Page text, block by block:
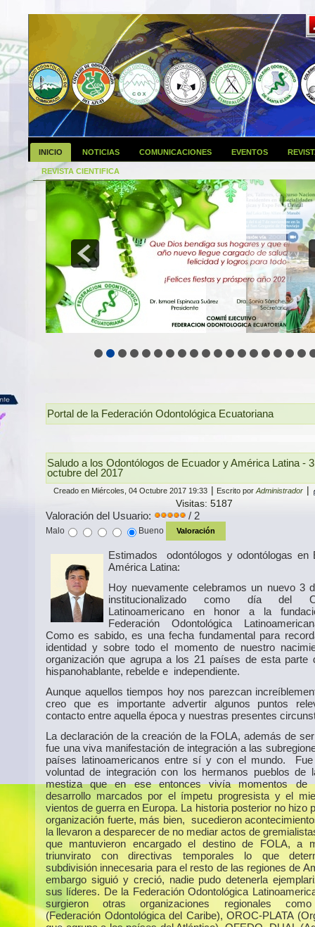
INICIO NOTICIAS COMUNICACIONES EVENTOS
REVISTA CIENTIFICA
Portal de la Federación Odontológica Ecuatoriana
Saludo a los Odontólogos de Ecuador y América Latina -
octubre del 2017
Creado en Miércoles, 04 Octubre 2017 19:33 Escrito por Administrador
Visitas: 5187
Valoración del Usuario: / 2
Malo Bueno
Estimados odontólogos y odontólogas en
América Latina:
Hoy nuevamente celebramos un nuevo 3
institucionalizado como día del
Latinoamericano en honor a la
Federación Odontológica
Como es sabido, es una fecha fundamental para
identidad y sobre todo el momento de nuestro
organización que agrupa a los 21 países de esta parte
hispanohablante, rebelde e independiente.
Aunque aquellos tiempos hoy nos parezcan
creo que es importante advertir algunos puntos
contacto entre aquella época y nuestras presentes
La declaración de la creación de la FOLA, además de
fue una viva manifestación de integración a las
países latinoamericanos entre sí y con el mundo.
voluntad de integración con los hermanos pueblos de
mestiza que en ese entonces vivía momentos de
desarrollo marcados por el ímpetu progresista y el
vientos de guerra en Europa. La historia posterior no hizo
organización fuerte, más bien, sucedieron
la llevaron a desparecer de no mediar actos de
que mantuvieron encargado el destino de FOLA, a
triunvirato con directivas temporales lo que
subdivisión innecesaria para el resto de las regiones de
embargo siguió y creció, nadie pudo detenerla
sus líderes. De la Federación Odontológica
surgieron otras organizaciones regionales
(Federación Odontológica del Caribe), OROC-PLATA